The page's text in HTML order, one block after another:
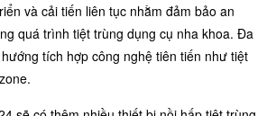
và cải tiến liên tục nhằm đảm bảo an
quá trình tiệt trùng dụng cụ nha khoa. Đa
tích hợp công nghệ tiên tiến như tiệt